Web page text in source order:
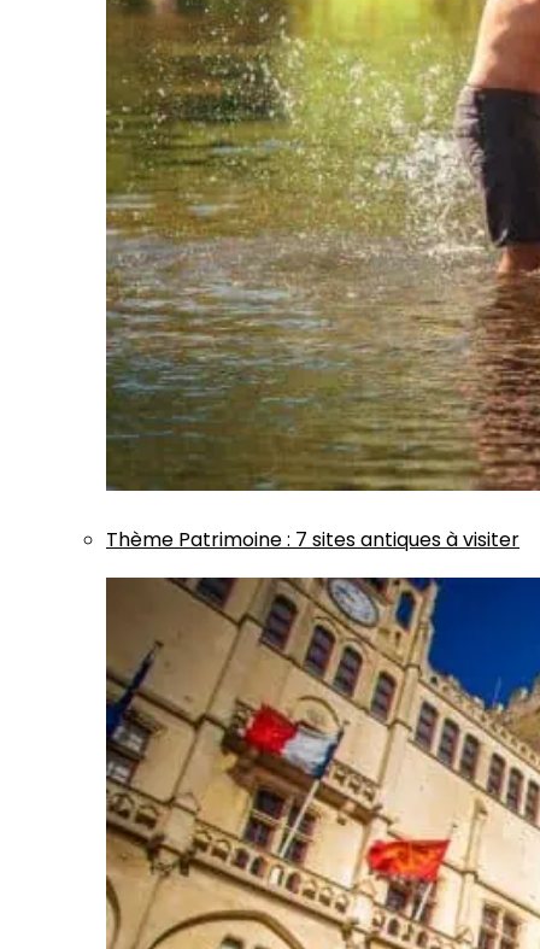
Thème Patrimoine: 7 sites antiques à visiter